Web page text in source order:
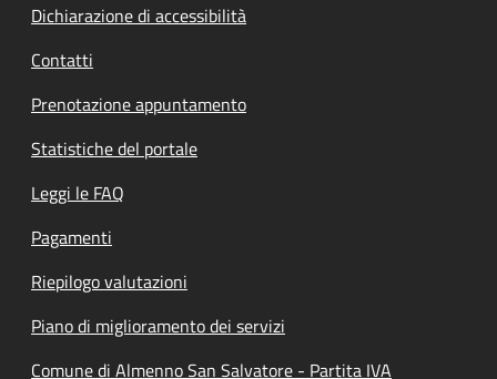
Dichiarazione di accessibilità
Contatti
Prenotazione appuntamento
Statistiche del portale
Leggi le FAQ
Pagamenti
Riepilogo valutazioni
Piano di miglioramento dei servizi
Comune di Almenno San Salvatore - Partita IVA